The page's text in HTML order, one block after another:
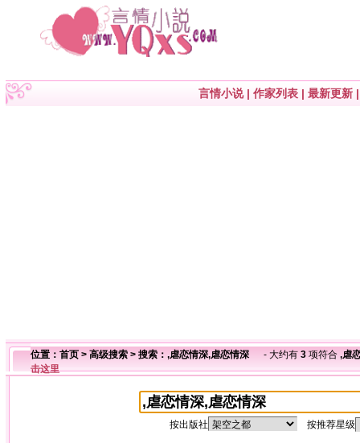
言情小说| 作家列表 | 最新更新
位置： 首页 > 高级搜索 > 搜索：,虐恋情深,虐恋情深 - 大约有 3 项符合 ,虐
击这里
按出版社 按推荐星级